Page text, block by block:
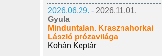
2026.06.29. - 2026.11.01.
Gyula
Minduntalan. Krasznahorkai
László prózavilága
Kohán Képtár